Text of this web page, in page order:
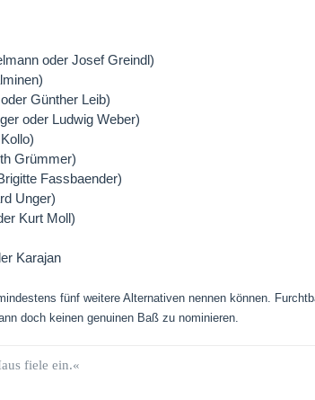
oder Josef Greindl)
Günther Leib)
oder Ludwig Weber)
Grümmer)
Fassbaender)
Unger)
Kurt Moll)
Karajan
fünf weitere Alternativen nennen können.
doch keinen genuinen Baß zu nominieren.
fiele ein.«